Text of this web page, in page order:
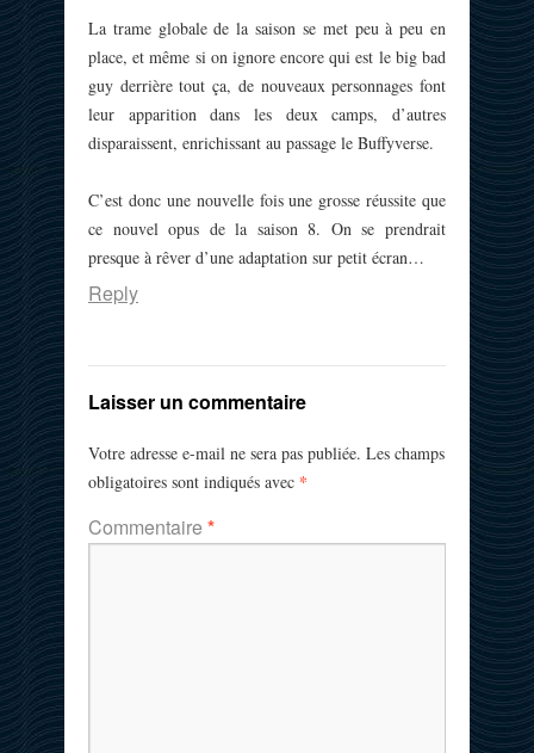
La trame globale de la saison se met peu à peu en
place, et même si on ignore encore qui est le big bad
guy derrière tout ça, de nouveaux personnages font
leur apparition dans les deux camps, d’autres
disparaissent, enrichissant au passage le Buffyverse.
C’est donc une nouvelle fois une grosse réussite que
ce nouvel opus de la saison 8. On se prendrait
presque à rêver d’une adaptation sur petit écran…
Reply
Laisser un commentaire
Votre adresse e-mail ne sera pas publiée. Les champs
obligatoires sont indiqués avec *
Commentaire *